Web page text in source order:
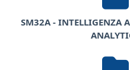
SM32A - INTELLIGENZA